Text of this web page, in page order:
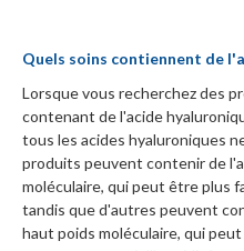
Quels soins contiennent de
Lorsque vous recherchez des
contenant de l'acide
tous les acides hyaluroniques
produits peuvent contenir de
moléculaire, qui peut être plus
tandis que d'autres peuvent
haut poids moléculaire, qui